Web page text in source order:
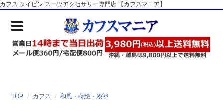
カフス タイピン スーツアクセサリー専門店 【カフスマニア】
TOP カフス 和風・蒔絵・漆塗